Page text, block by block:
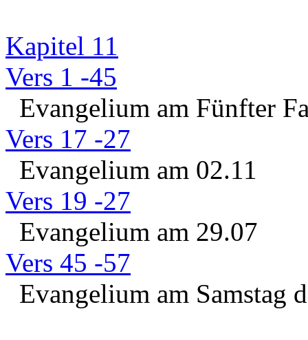
Kapitel 11
Vers 1 -45
Evangelium am Fünfter
Vers 17 -27
Evangelium am 02.11
Vers 19 -27
Evangelium am 29.07
Vers 45 -57
Evangelium am Samstag